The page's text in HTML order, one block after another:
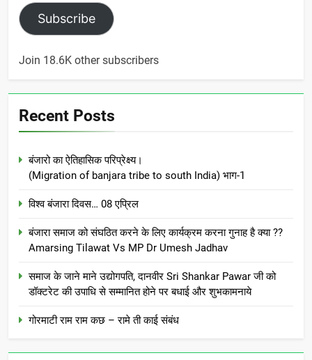
Subscribe
Join 18.6K other subscribers
Recent Posts
बंजारो का ऐतिहासिक परिप्रेक्ष्य।
(Migration of banjara tribe to south India) भाग-1
विश्व बंजारा दिवस… 08 एप्रिल
बंजारा समाज को संघठित करने के लिए कार्यक्रम करना गुनाह है क्या ??
Amarsing Tilawat Vs MP Dr Umesh Jadhav
समाज के जाने माने उद्योगपति, दानवीर Sri Shankar Pawar जी को
डॉक्टरेट की उपाधि से सम्मानित होने पर बधाई और शुभकामनाये
गोरमाटी राम राम कछ – रामे ती काई संबंध